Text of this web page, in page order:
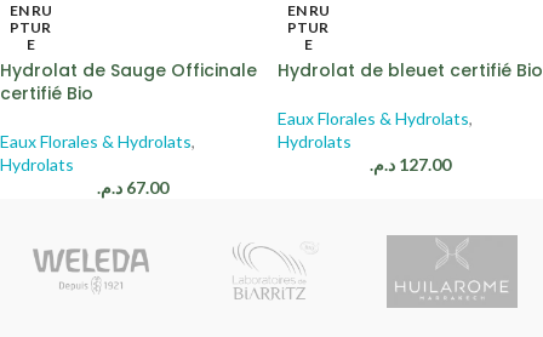
EN RU
PTUR
E
Hydrolat de Sauge Officinale
certifié Bio
Eaux Florales & Hydrolats,
Hydrolats
67.00 د.م.
EN RU
PTUR
E
Hydrolat de bleuet certifié Bio
Eaux Florales & Hydrolats,
Hydrolats
127.00 د.م.